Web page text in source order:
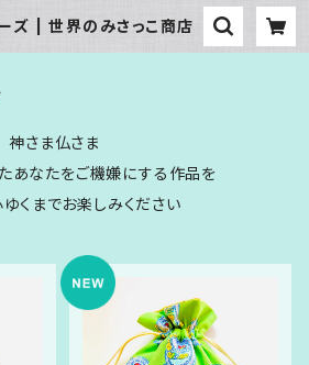
ズ | 世界のみさっこ商店
神さま仏さま
あなたをご機嫌にする作品を
ゆくまでお楽しみください